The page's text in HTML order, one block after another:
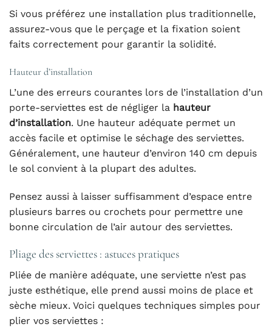
Si vous préférez une installation plus traditionnelle,
assurez-vous que le perçage et la fixation soient
faits correctement pour garantir la solidité.
Hauteur d’installation
L’une des erreurs courantes lors de l’installation d’un
porte-serviettes est de négliger la hauteur
d’installation. Une hauteur adéquate permet un
accès facile et optimise le séchage des serviettes.
Généralement, une hauteur d’environ 140 cm depuis
le sol convient à la plupart des adultes.
Pensez aussi à laisser suffisamment d’espace entre
plusieurs barres ou crochets pour permettre une
bonne circulation de l’air autour des serviettes.
Pliage des serviettes : astuces pratiques
Pliée de manière adéquate, une serviette n’est pas
juste esthétique, elle prend aussi moins de place et
sèche mieux. Voici quelques techniques simples pour
plier vos serviettes :